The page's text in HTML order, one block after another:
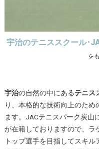
宇治のテニススクール･
を
宇治の自然の中にあるテニス
り、本格的な技術向上のた
ます。JACテニスパーク炭山
が在籍しておりますので、ラ
トップ選手を目指してスキ